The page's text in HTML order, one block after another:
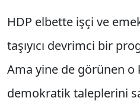
HDP elbette işçi ve
taşıyıcı devrimci bir
Ama yine de görünen o
demokratik taleplerini